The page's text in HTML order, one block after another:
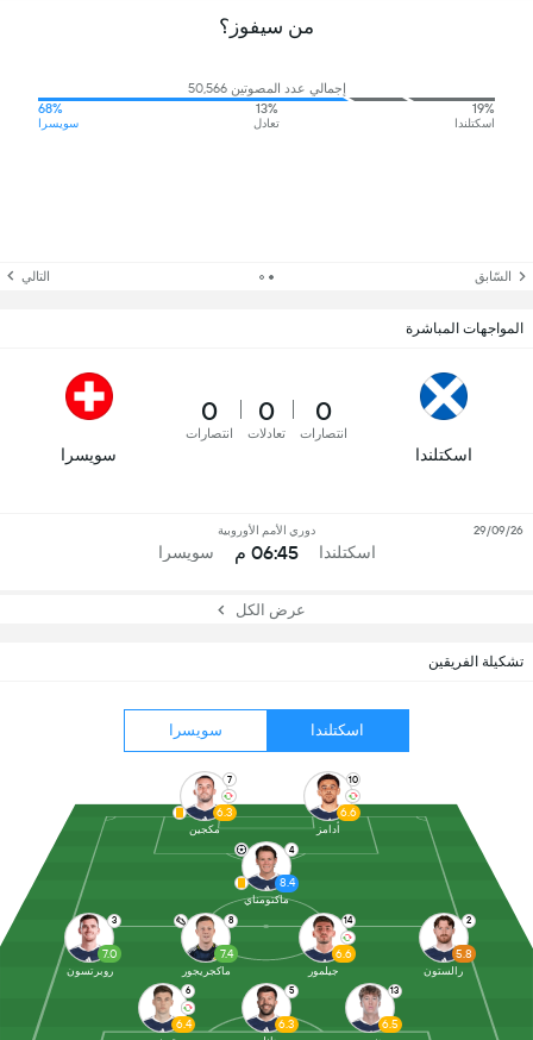
تشكيلة الفريقين
اسكتلندا سويسرا
6
6.4
5
6.3
13
6.5
3
7.0
روبرتسون
8
7.4
ماكجريجور
14
6.6
جيلمور
2
5.8
رالستون
4
8.4
ماكتومناي
7
6.3
مكجين
10
6.6
أدامز
من سيفوز؟
إجمالي عدد المصوتين 50,566
19%
اسكتلندا
13%
تعادل
68%
سويسرا
السّابق التالي
المواجهات المباشرة
اسكتلندا
0
انتصارات
0
تعادلات
0
انتصارات
سويسرا
اسكتلندا
دوري الأمم الأوروبية
06:45 م سويسرا
29/09/26
عرض الكل